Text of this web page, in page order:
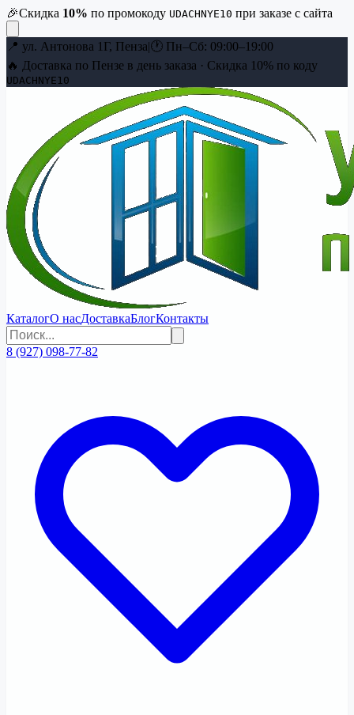
🎉Скидка 10% по промокоду UDACHNYE10 при заказе с сайта
📍 ул. Антонова 1Г, Пенза|🕐 Пн–Сб: 09:00–19:00
🔥 Доставка по Пензе в день заказа · Скидка 10% по коду
UDACHNYE10
КаталогО насДоставкаБлогКонтакты
8 (927) 098-77-82